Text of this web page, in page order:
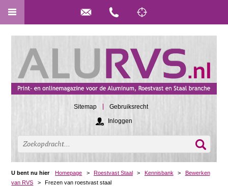
Sitemap
Gebruiksrecht
Inloggen
U bent nu hier Homepage > Roestvast Staal > Kennisbank >
Bewerken
van RVS
> Frezen van roestvast staal